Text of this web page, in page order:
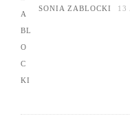
SONIA ZABLOCKI 13